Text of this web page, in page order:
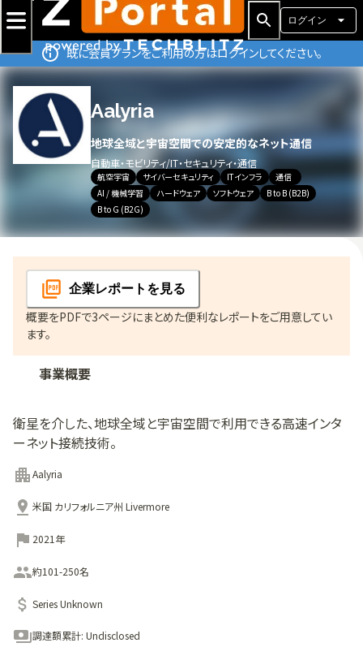
ログイン
既に会員プランをご利用の方はログインしてください。
Aalyria
地球全域と宇宙空間での安定的なネット通信
自動車・モビリティ/IT・セキュリティ・通信
航空宇宙 サイバーセキュリティ ITインフラ
通信
AI / 機械学習
ハードウェア ソフトウェア
B to B (B2B)
B to G (B2G)
企業レポート を見る
概要をPDFで3ページにまとめた便利なレポートをご用意してい
ます。
事業概要
衛星を介した、地球全域と宇宙空間で利用できる高速インタ
ーネット接続技術。
Aalyria
米国 カリフォルニア州 Livermore
2021年
約101-250名
Series Unknown
調達額累計: Undisclosed